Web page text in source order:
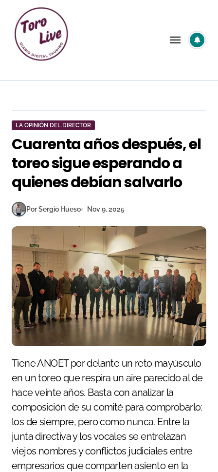
contenido
LA OPINIÓN DEL DIRECTOR
Cuarenta años después, el
toreo sigue esperando a
quienes debían salvarlo
Por Sergio Hueso Nov 9, 2025
Tiene ANOET por delante un reto mayúsculo
en un toreo que respira un aire parecido al de
hace veinte años. Basta con analizar la
composición de su comité para comprobarlo:
los de siempre, pero como nunca. Entre la
junta directiva y los vocales se entrelazan
viejos nombres y conflictos judiciales entre
empresarios que comparten asiento en la